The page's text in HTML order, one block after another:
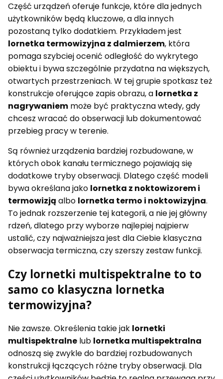
Część urządzeń oferuje funkcje, które dla jednych
użytkowników będą kluczowe, a dla innych
pozostaną tylko dodatkiem. Przykładem jest
lornetka termowizyjna z dalmierzem, która
pomaga szybciej ocenić odległość do wykrytego
obiektu i bywa szczególnie przydatna na większych,
otwartych przestrzeniach. W tej grupie spotkasz też
konstrukcje oferujące zapis obrazu, a lornetka z
nagrywaniem może być praktyczna wtedy, gdy
chcesz wracać do obserwacji lub dokumentować
przebieg pracy w terenie.
Są również urządzenia bardziej rozbudowane, w
których obok kanału termicznego pojawiają się
dodatkowe tryby obserwacji. Dlatego część modeli
bywa określana jako lornetka z noktowizorem i
termowizją albo lornetka termo i noktowizyjna.
To jednak rozszerzenie tej kategorii, a nie jej główny
rdzeń, dlatego przy wyborze najlepiej najpierw
ustalić, czy najważniejsza jest dla Ciebie klasyczna
obserwacja termiczna, czy szerszy zestaw funkcji.
Czy lornetki multispektralne to to
samo co klasyczna lornetka
termowizyjna?
Nie zawsze. Określenia takie jak lornetki
multispektralne lub lornetka multispektralna
odnoszą się zwykle do bardziej rozbudowanych
konstrukcji łączących różne tryby obserwacji. Dla